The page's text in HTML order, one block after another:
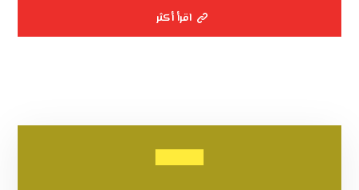
اقرأ أكثر